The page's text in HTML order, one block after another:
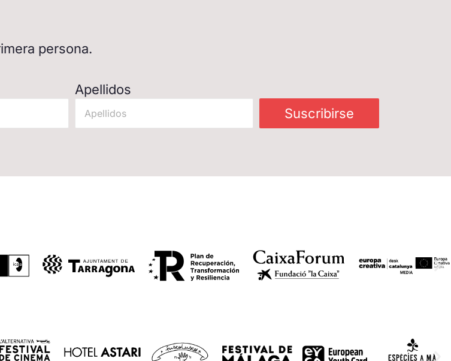
persona.
Apellidos
Suscribirse